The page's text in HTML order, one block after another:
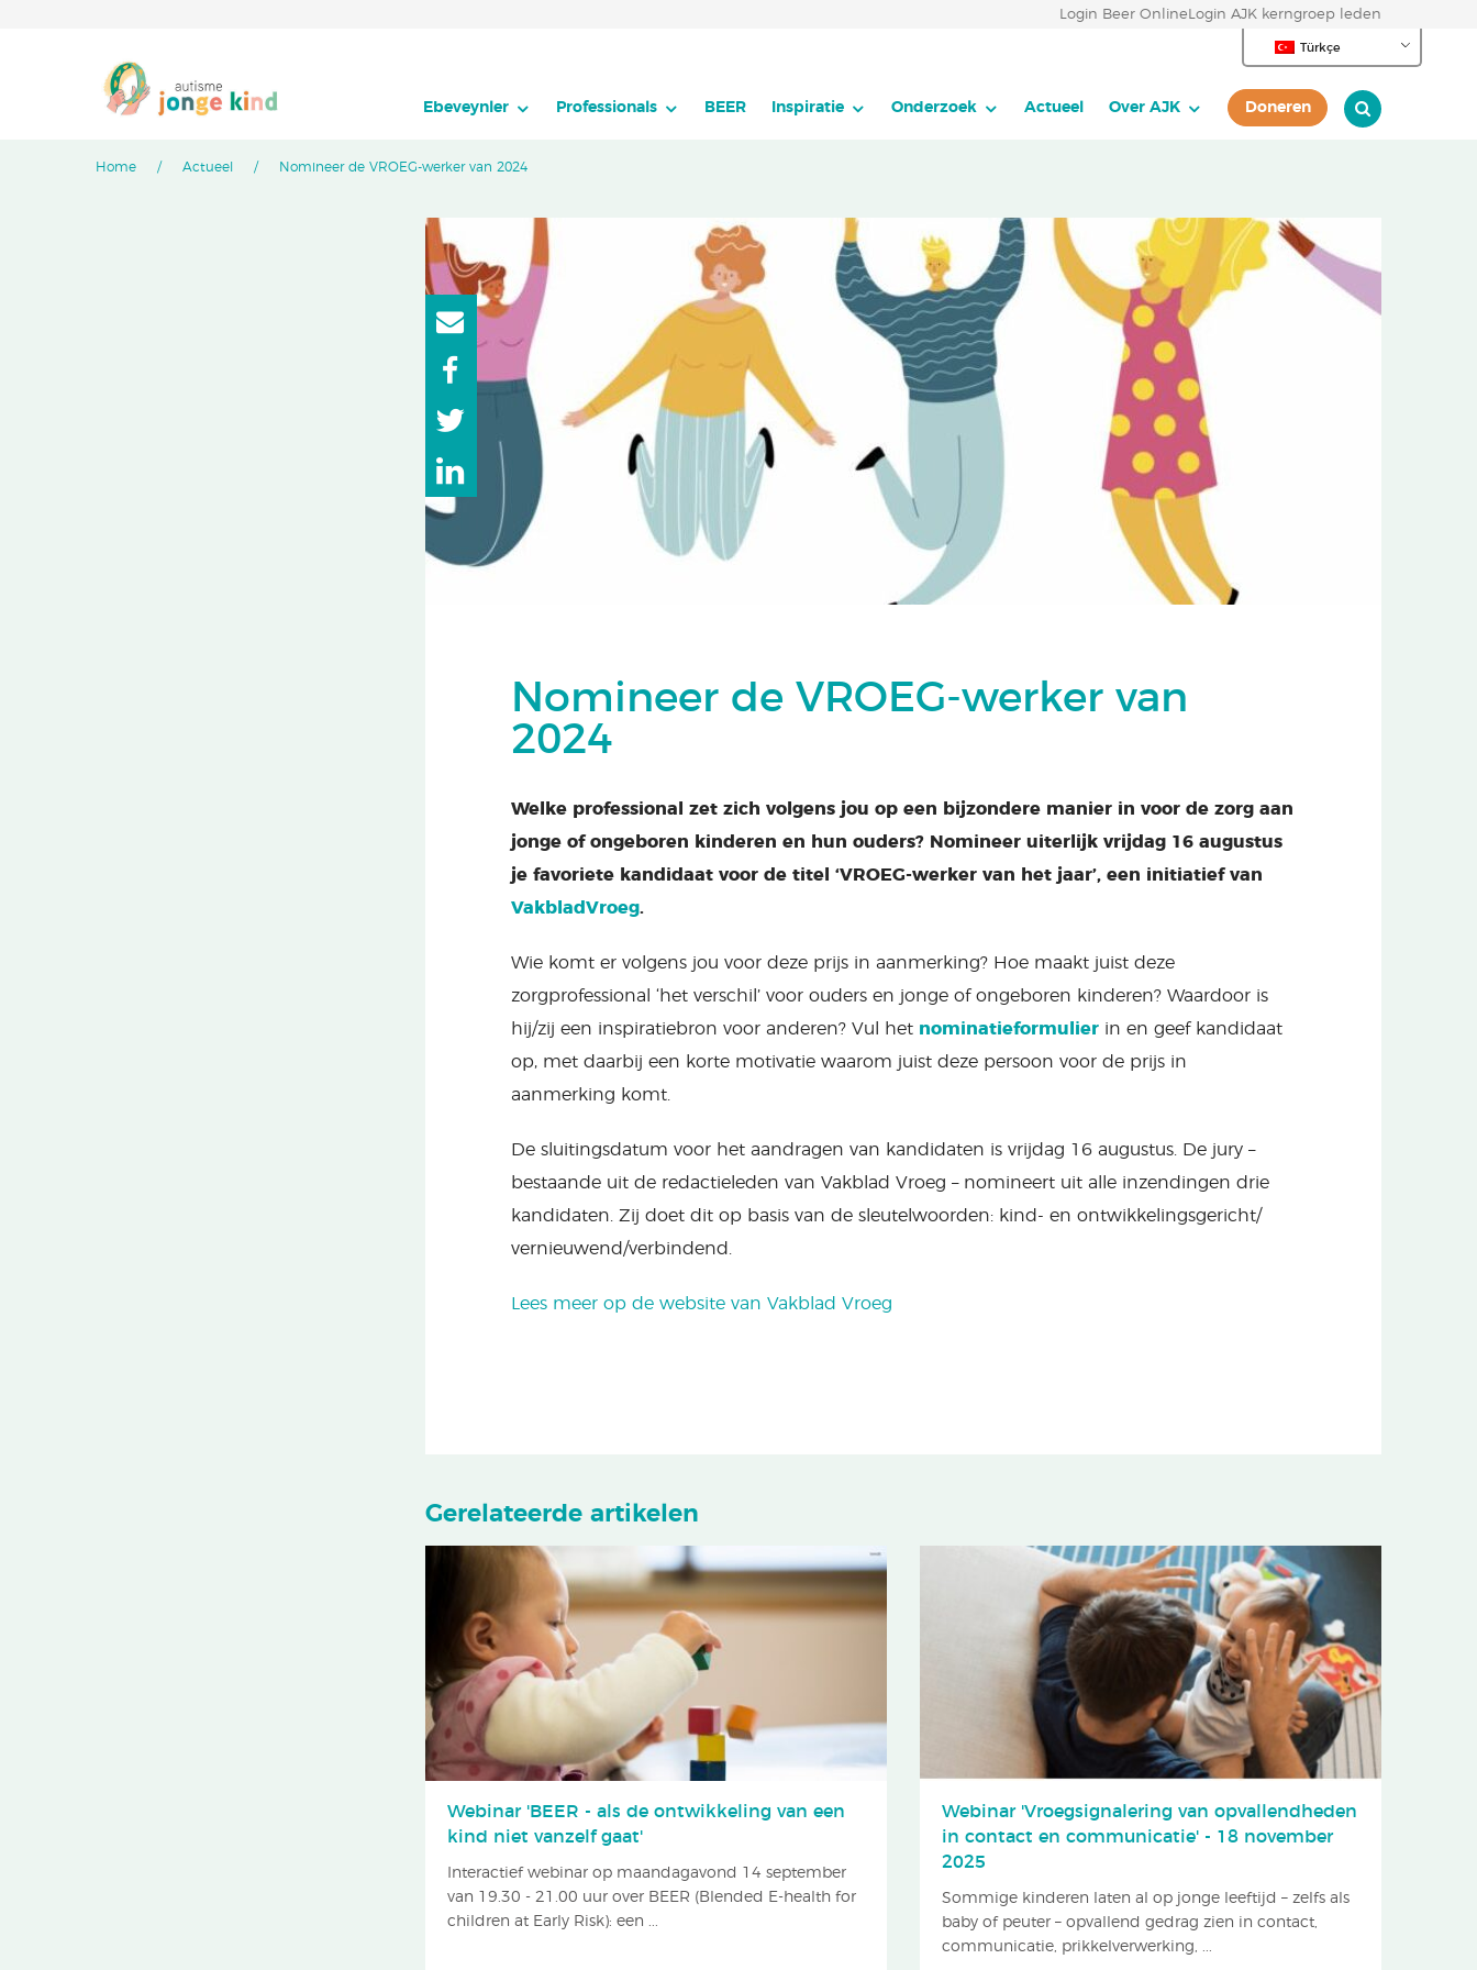
Login Beer Online Login AJK kerngroep leden
Türkçe
Ebeveynler Professionals BEER Inspiratie Onderzoek Actueel Over AJK Doneren
Home Actueel Nomineer de VROEG-werker van 2024
Nomineer de VROEG-werker van
2024
Welke professional zet zich volgens jou op een bijzondere manier in voor de zorg aan
jonge of ongeboren kinderen en hun ouders? Nomineer uiterlijk vrijdag 16 augustus
je favoriete kandidaat voor de titel ‘VROEG-werker van het jaar’, een initiatief van
VakbladVroeg.
Wie komt er volgens jou voor deze prijs in aanmerking? Hoe maakt juist deze
zorgprofessional ‘het verschil’ voor ouders en jonge of ongeboren kinderen? Waardoor is
hij/zij een inspiratiebron voor anderen? Vul het nominatieformulier in en geef kandidaat
op, met daarbij een korte motivatie waarom juist deze persoon voor de prijs in
aanmerking komt.
De sluitingsdatum voor het aandragen van kandidaten is vrijdag 16 augustus. De jury –
bestaande uit de redactieleden van Vakblad Vroeg – nomineert uit alle inzendingen drie
kandidaten. Zij doet dit op basis van de sleutelwoorden: kind- en ontwikkelingsgericht/
vernieuwend/verbindend.
Lees meer op de website van Vakblad Vroeg
Gerelateerde artikelen
Webinar 'BEER - als de ontwikkeling van een
kind niet vanzelf gaat'
Interactief webinar op maandagavond 14 september
van 19.30 - 21.00 uur over BEER (Blended E-health for
children at Early Risk): een ...
Webinar 'Vroegsignalering van opvallendheden
in contact en communicatie' - 18 november
2025
Sommige kinderen laten al op jonge leeftijd – zelfs als
baby of peuter – opvallend gedrag zien in contact,
communicatie, prikkelverwerking, ...